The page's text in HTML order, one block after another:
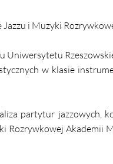
i Muzyki
Uniwersytetu
w klasie
partytur jazzowych,
Akademii